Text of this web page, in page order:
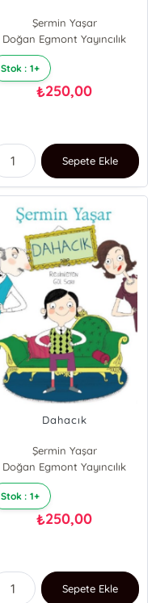
Şermin Yaşar
Doğan Egmont Yayıncılık
Stok : 1+
₺250,00
Sepete Ekle
Dahacık
Şermin Yaşar
Doğan Egmont Yayıncılık
Stok : 1+
₺250,00
Sepete Ekle